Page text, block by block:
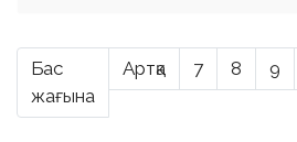
Бас
жағына
Артқа 7 8 9